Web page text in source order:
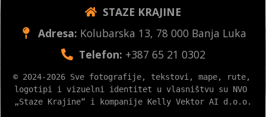
STAZE KRAJINE
Adresa: Kolubarska 13, 78 000 Banja Luka
Telefon: +387 65 21 0302
© 2024-2026 Sve fotografije, tekstovi, mape, rute,
logotipi i vizuelni identitet u vlasništvu su NVO
„Staze Krajine“ i kompanije Kelly Vektor AI d.o.o.